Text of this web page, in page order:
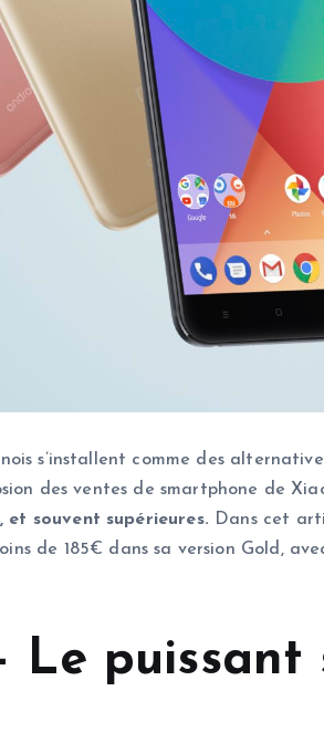
s’installent comme des
des ventes de smartphone de
et souvent supérieures. Dans cet
de 185€ dans sa version Gold,
Le